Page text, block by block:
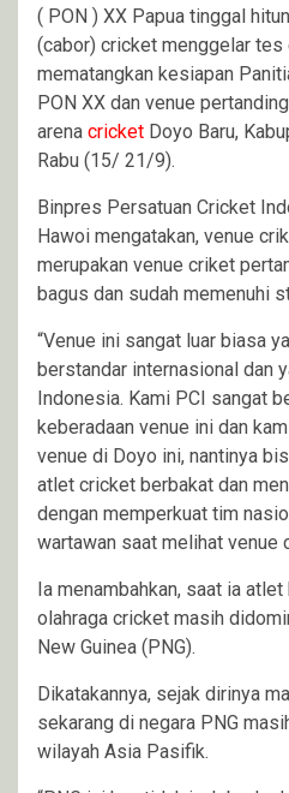
( PON ) XX Papua tinggal
(cabor) cricket menggelar tes
mematangkan kesiapan
PON XX dan venue
arena cricket Doyo Baru,
Rabu (15/ 21/9).
Binpres Persatuan Cricket
Hawoi mengatakan, venue
merupakan venue criket
bagus dan sudah memenuhi
“Venue ini sangat luar biasa
berstandar internasional dan
Indonesia. Kami PCI sangat
keberadaan venue ini dan
venue di Doyo ini, nantinya
atlet cricket berbakat dan
dengan memperkuat tim
wartawan saat melihat venue
Ia menambahkan, saat ia
olahraga cricket masih
New Guinea (PNG).
Dikatakannya, sejak dirinya
sekarang di negara PNG
wilayah Asia Pasifik.